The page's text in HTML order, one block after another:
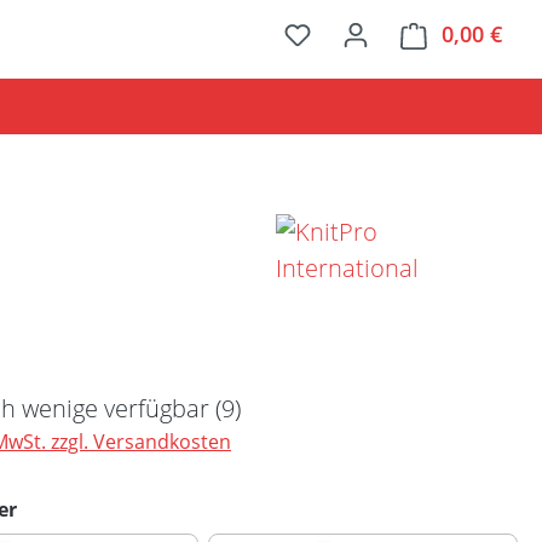
0,00 €
wenige verfügbar (9)
zzgl. Versandkosten
auswählen